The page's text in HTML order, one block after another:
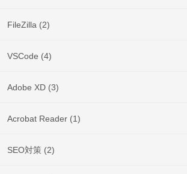
FileZilla (2)
VSCode (4)
Adobe XD (3)
Acrobat Reader (1)
SEO対策 (2)